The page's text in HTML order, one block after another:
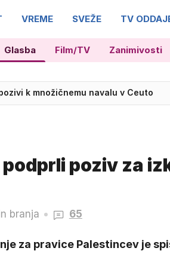
VREME SVEŽE TV
Glasba Film/TV Zanimivosti
k množičnemu navalu v Ceuto
v bran Infantinu
poziv za
branja 65
za pravice Palestincev je